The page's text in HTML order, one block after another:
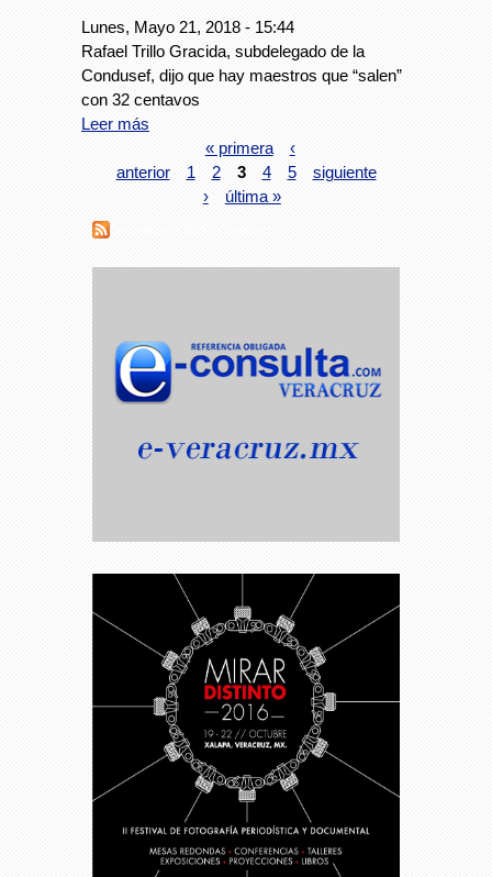
Lunes, Mayo 21, 2018 - 15:44
Rafael Trillo Gracida, subdelegado de la
Condusef, dijo que hay maestros que “salen”
con 32 centavos
Leer más
« primera
‹
anterior
1 2 3 4 5
siguiente
›
última »